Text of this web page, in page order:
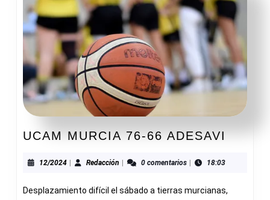
UCAM MURCIA 76-66 ADESAVI
12/202412/2024
| Redacción Redacción
| 0 comentarios | 18:03
Desplazamiento difícil el sábado a tierras murcianas,